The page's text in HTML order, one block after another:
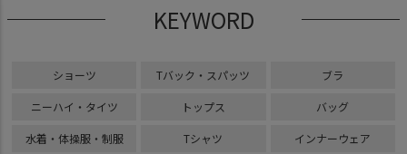
KEYWORD
ショーツ Tバック・スパッツ ブラ
ニーハイ・タイツ トップス バッグ
水着・体操服・制服 Tシャツ インナーウェア